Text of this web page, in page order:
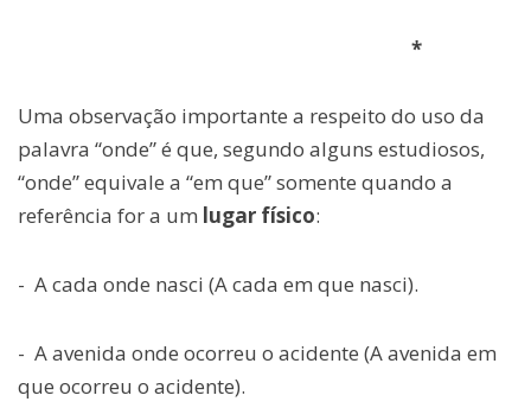
*
Uma observação importante a respeito do uso da
palavra “onde” é que, segundo alguns estudiosos,
“onde” equivale a “em que” somente quando a
referência for a um lugar físico:
- A cada onde nasci (A cada em que nasci).
- A avenida onde ocorreu o acidente (A avenida em
que ocorreu o acidente).